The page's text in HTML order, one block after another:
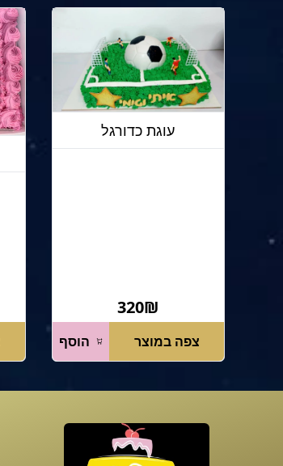
עוגת כדורגל
320₪
צפה במוצר הוסף